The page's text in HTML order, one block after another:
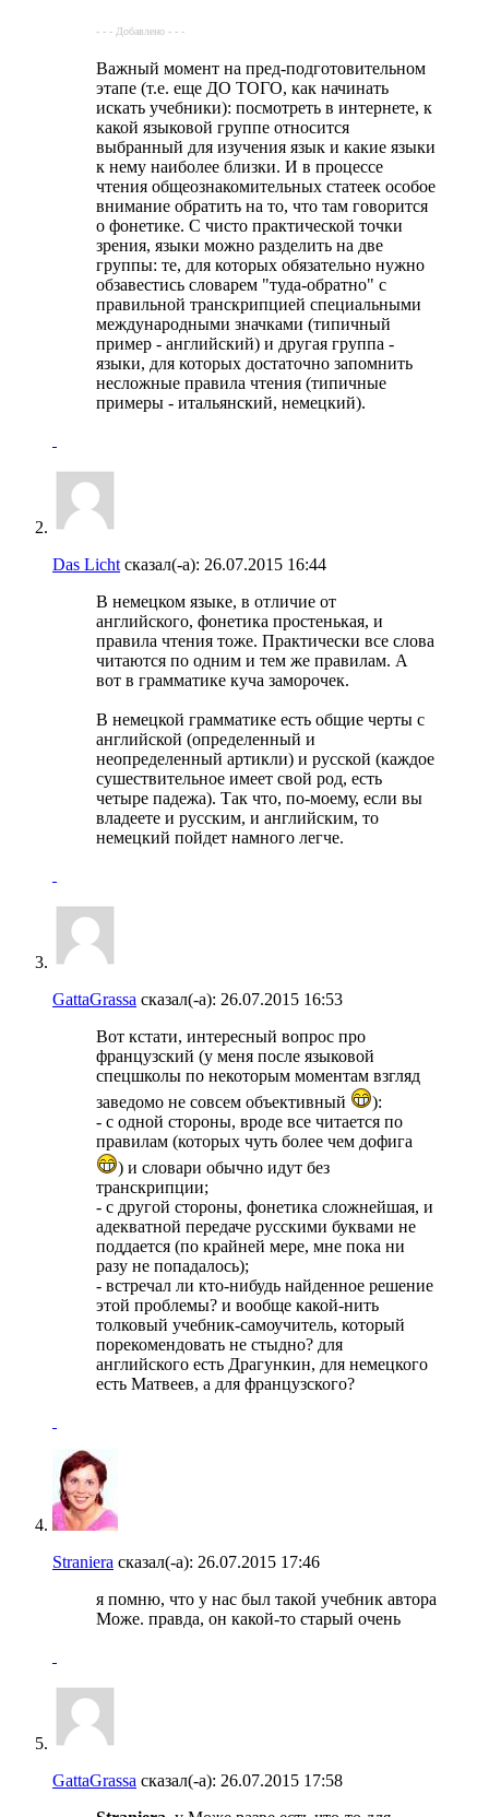
- - - Добавлено - - -
Важный момент на пред-подготовительном
этапе (т.е. еще ДО ТОГО, как начинать
искать учебники): посмотреть в интернете, к
какой языковой группе относится
выбранный для изучения язык и какие языки
к нему наиболее близки. И в процессе
чтения общеознакомительных статеек особое
внимание обратить на то, что там говорится
о фонетике. С чисто практической точки
зрения, языки можно разделить на две
группы: те, для которых обязательно нужно
обзавестись словарем "туда-обратно" с
правильной транскрипцией специальными
международными значками (типичный
пример - английский) и другая группа -
языки, для которых достаточно запомнить
несложные правила чтения (типичные
примеры - итальянский, немецкий).
Das Licht сказал(-а): 26.07.2015 16:44
В немецком языке, в отличие от
английского, фонетика простенькая, и
правила чтения тоже. Практически все слова
читаются по одним и тем же правилам. А
вот в грамматике куча заморочек.
В немецкой грамматике есть общие черты с
английской (определенный и
неопределенный артикли) и русской (каждое
сушествительное имеет свой род, есть
четыре падежа). Так что, по-моему, если вы
владеете и русским, и английским, то
немецкий пойдет намного легче.
GattaGrassa сказал(-а): 26.07.2015 16:53
Вот кстати, интересный вопрос про
французский (у меня после языковой
спецшколы по некоторым моментам взгляд
заведомо не совсем объективный
):
- с одной стороны, вроде все читается по
правилам (которых чуть более чем дофига
) и словари обычно идут без
транскрипции;
- с другой стороны, фонетика сложнейшая, и
адекватной передаче русскими буквами не
поддается (по крайней мере, мне пока ни
разу не попадалось);
- встречал ли кто-нибудь найденное решение
этой проблемы? и вообще какой-нить
толковый учебник-самоучитель, который
порекомендовать не стыдно? для
английского есть Драгункин, для немецкого
есть Матвеев, а для французского?
Straniera сказал(-а): 26.07.2015 17:46
я помню, что у нас был такой учебник автора
Може. правда, он какой-то старый очень
GattaGrassa сказал(-а): 26.07.2015 17:58